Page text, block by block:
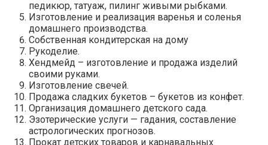
педикюр, татуаж, пилинг живыми рыбками.
Изготовление и реализация варенья и соленья
домашнего производства.
Собственная кондитерская на дому
Рукоделие.
Хендмейд – изготовление и продажа изделий
своими руками.
Изготовление свечей.
Продажа сладких букетов – букетов из конфет.
Организация домашнего детского сада.
Эзотерические услуги — гадания, составление
астрологических прогнозов.
Прокат детских товаров и карнавальных